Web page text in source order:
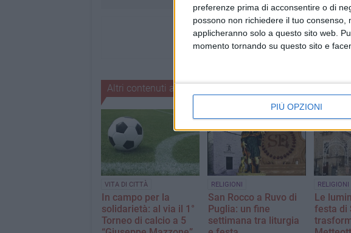
preferenze prima di acconsentire o di
possono non richiedere il tuo
applicheranno solo a questo sito web.
momento tornando su questo sito e
PIÙ OPZIONI
Altri contenuti a tema
VITA DI CITTÀ
In campo per la
solidarietà: al via il 1°
Torneo di calcio a 5
RELIGIONI
San Rocco a Ruvo di
Puglia: un fine
settimana tra liturgia
RELIGIONI
Le
festa di